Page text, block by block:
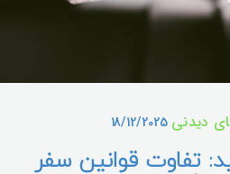
دیدنی
تفاوت قوانین سفر